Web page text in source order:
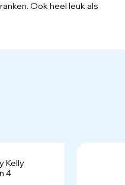
Ook heel leuk als
Kelly
4